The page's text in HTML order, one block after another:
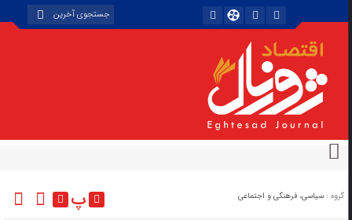
گروه : سیاسی، فرهنگی و اجتماعی پ